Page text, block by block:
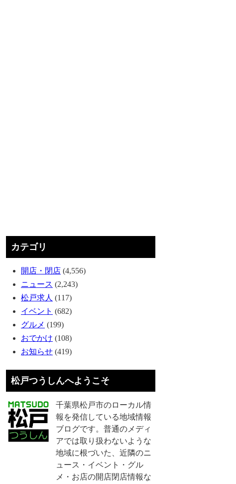
カテゴリ
開店・閉店 (4,556)
ニュース (2,243)
松戸求人 (117)
イベント (682)
グルメ (199)
おでかけ (108)
お知らせ (419)
松戸つうしんへようこそ
千葉県松戸市のローカル情
報を発信している地域情報
ブログです。普通のメディ
アでは取り扱わないような
地域に根づいた、近隣のニ
ュース・イベント・グル
メ・お店の開店閉店情報な